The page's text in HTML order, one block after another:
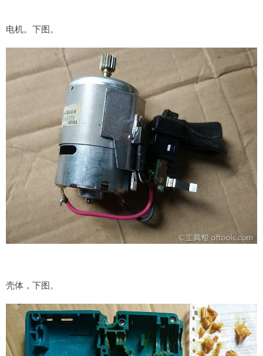
电机。下图。
壳体，下图。